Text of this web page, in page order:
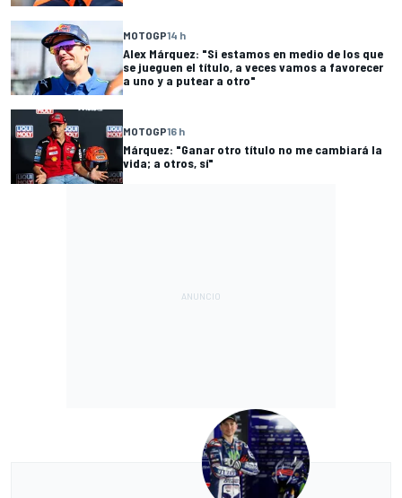
MOTOGP14 h
Alex Márquez: "Si estamos en medio de los que
se jueguen el título, a veces vamos a favorecer
a uno y a putear a otro"
MOTOGP16 h
Márquez: "Ganar otro título no me cambiará la
vida; a otros, sí"